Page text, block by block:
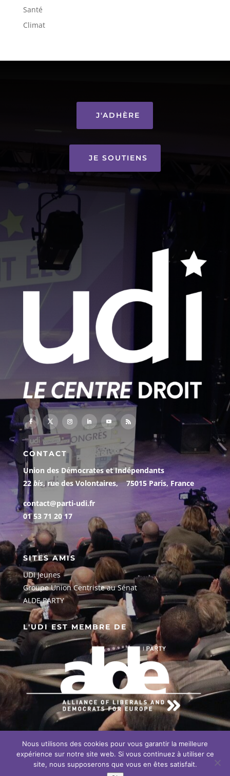
Santé
Climat
J'ADHÈRE
JE SOUTIENS
CONTACT
Union des Démocrates et Indépendants
22 bis, rue des Volontaires, 75015 Paris, France
contact@parti-udi.fr
01 53 71 20 17
SITES AMIS
UDI Jeunes
Groupe Union Centriste au Sénat
ALDE PARTY
L'UDI EST MEMBRE DE
EN SAVOIR PLUS SUR NOTRE
ENGAGEMENT EUROPÉEN
Nous utilisons des cookies pour vous garantir la meilleure
expérience sur notre site web. Si vous continuez à utiliser ce
site, nous supposerons que vous en êtes satisfait.